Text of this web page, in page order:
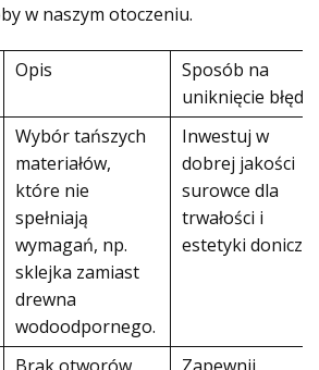
w naszym otoczeniu.
Opis
Sposób na
uniknięcie błędu
Wybór tańszych
materiałów,
które nie
spełniają
wymagań, np.
sklejka zamiast
drewna
wodoodpornego.
Inwestuj w
dobrej jakości
surowce dla
trwałości i
estetyki doniczki.